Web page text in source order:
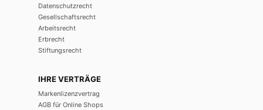
Datenschutzrecht
Gesellschaftsrecht
Arbeitsrecht
Erbrecht
Stiftungsrecht
IHRE VERTRÄGE
Markenlizenzvertrag
AGB für Online Shops